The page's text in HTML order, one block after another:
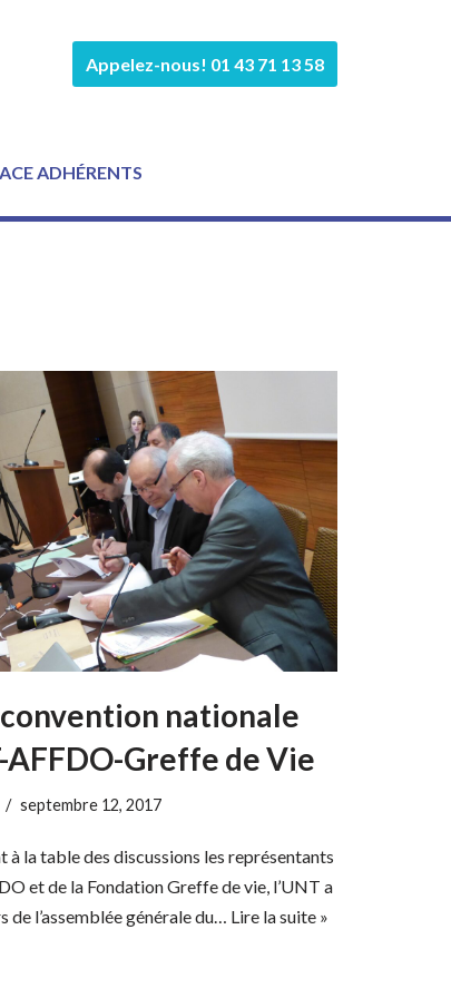
Appelez-nous! 01 43 71 13 58
ADHÉRENTS
nationale
AFFDO-Greffe de Vie
septembre 12, 2017
à la table des discussions les représentants
et de la Fondation Greffe de vie, l’UNT a
de l’assemblée générale du… Lire la suite »